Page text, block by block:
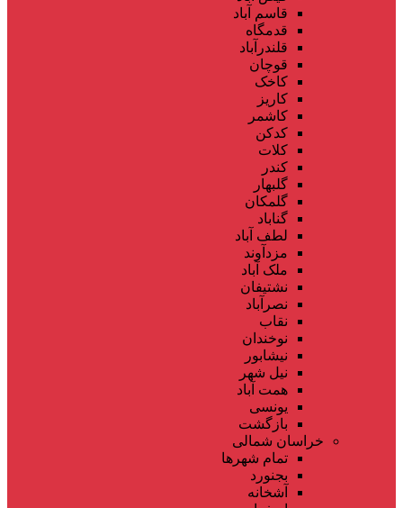
قاسم آباد
قدمگاه
قلندرآباد
قوچان
کاخک
کاریز
کاشمر
کدکن
کلات
کندر
گلبهار
گلمکان
گناباد
لطف آباد
مزدآوند
ملک آباد
نشتیفان
نصرآباد
نقاب
نوخندان
نیشابور
نیل شهر
همت آباد
یونسی
بازگشت
خراسان شمالی
تمام شهر‌ها
بجنورد
آشخانه